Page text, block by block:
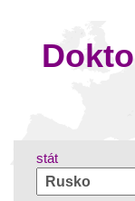
stát